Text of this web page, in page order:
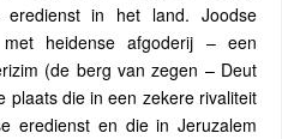
in het land. Joodse
heidense afgoderij – een
(de berg van zegen – Deut
plaats die in een zekere rivaliteit
eredienst en die in Jeruzalem